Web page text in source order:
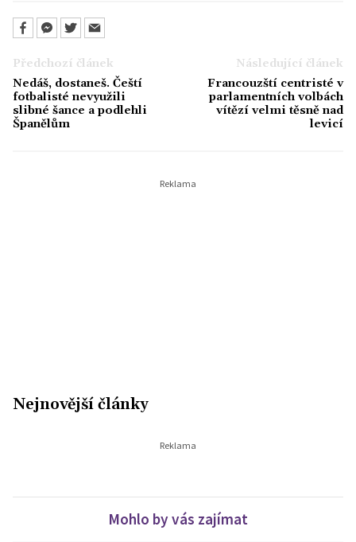
Předchozí článek
Nedáš, dostaneš. Čeští
fotbalisté nevyužili
slibné šance a podlehli
Španělům
Následující článek
Francouzští centristé v
parlamentních volbách
vítězí velmi těsně nad
levicí
Nejnovější články
Mohlo by vás zajímat